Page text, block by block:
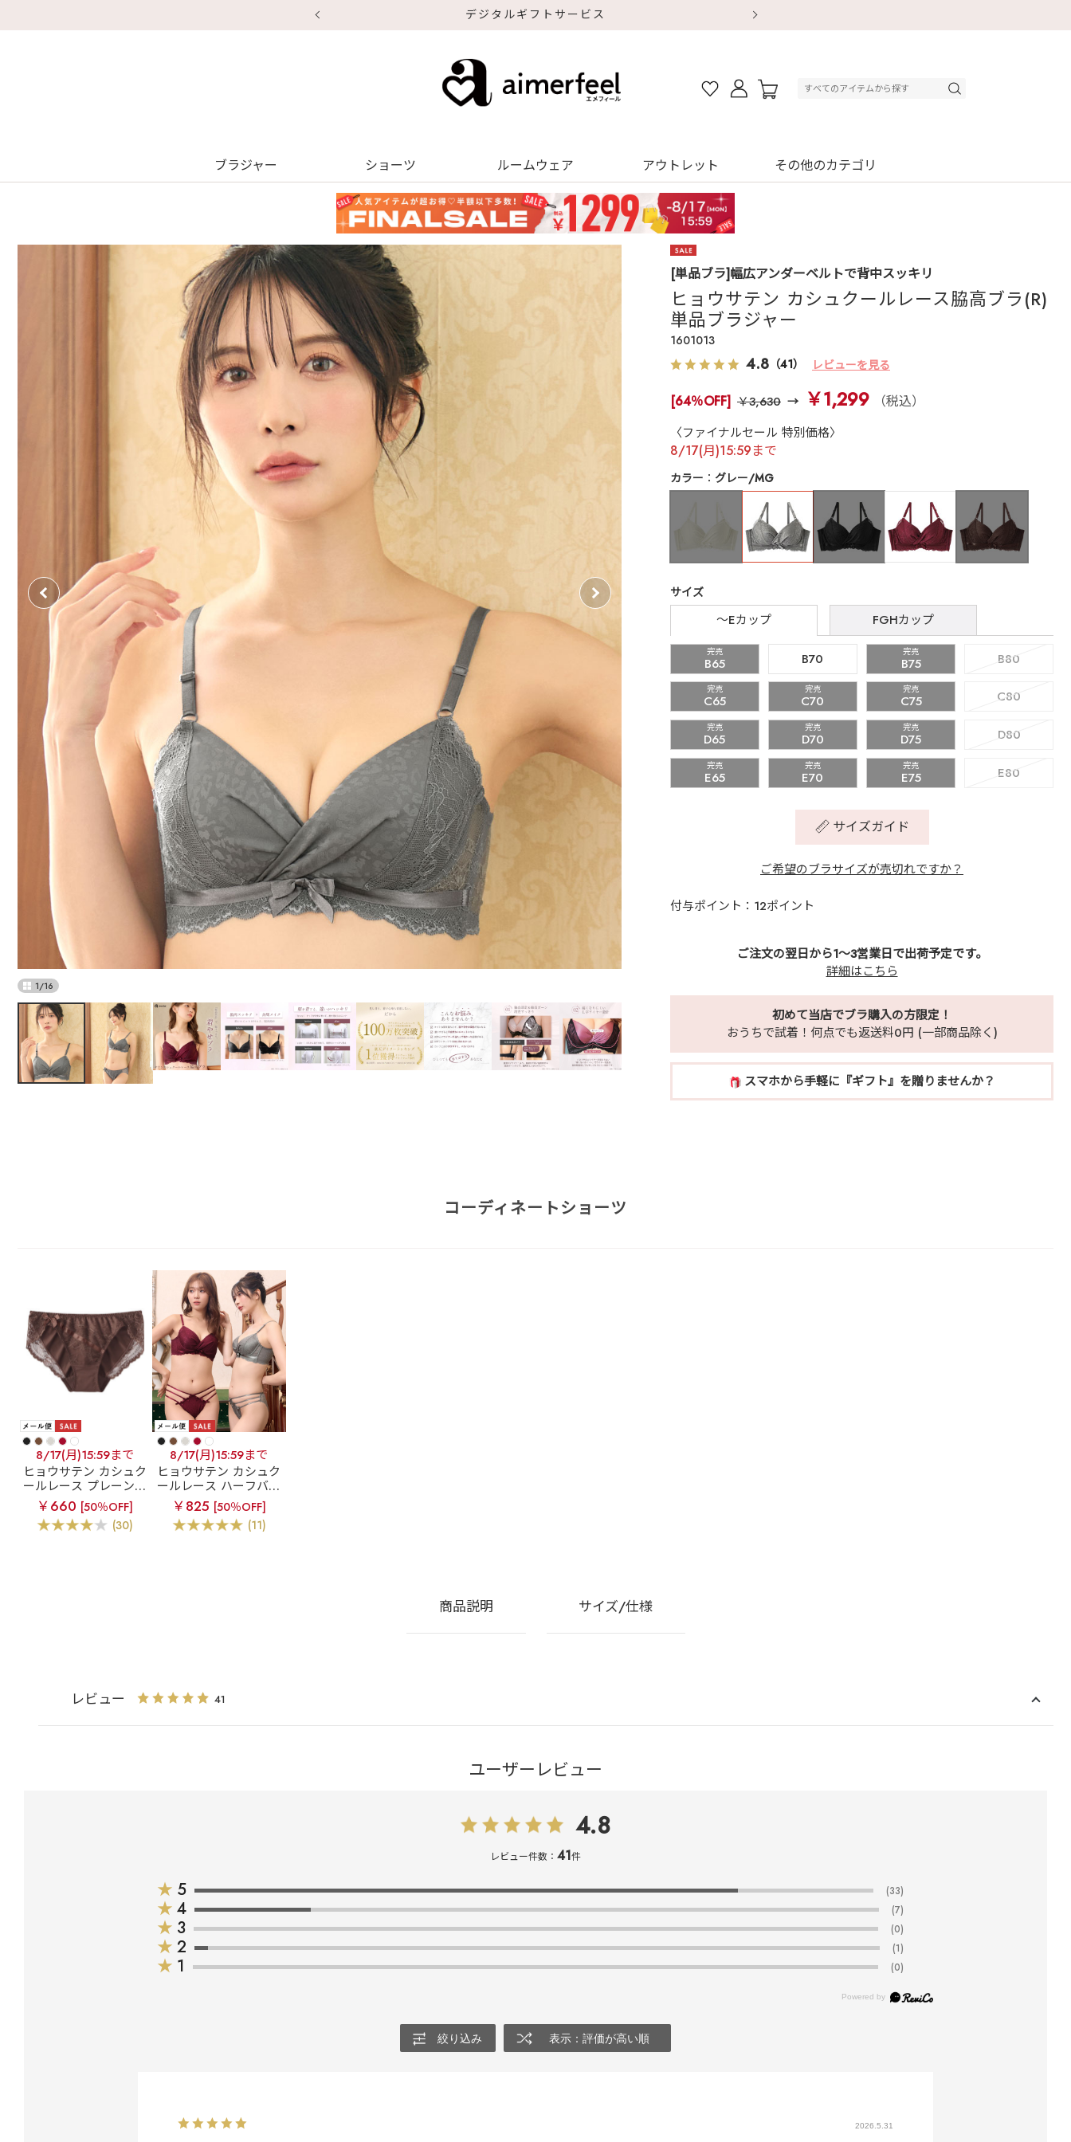
デジタルギフトサービス
ブラジャー ショーツ ルームウェア アウトレット その他のカテゴリ
1/16
[単品ブラ]幅広アンダーベルトで背中スッキリ
ヒョウサテン カシュクールレース脇高ブラ(R)
単品ブラジャー
1601013
4.8 （41） レビューを見る
[64％OFF] ￥3,630 ￥1,299 （税込）
〈ファイナルセール 特別価格〉
8/17(月)15:59まで
カラー グレー/MG
サイズ
～Eカップ FGHカップ
完売
B65 B70 完売
B75 B80
完売
C65
完売
C70
完売
C75 C80
完売
D65
完売
D70
完売
D75 D80
完売
E65
完売
E70
完売
E75 E80
サイズガイド
ご希望のブラサイズが売切れですか？
付与ポイント：12ポイント
ご注文の翌日から1～3営業日で出荷予定です。
詳細はこちら
初めて当店でブラ購入の方限定！
おうちで試着！何点でも返送料0円 (一部商品除く)
スマホから手軽に『ギフト』を贈りませんか？
コーディネートショーツ
8/17(月)15:59まで
ヒョウサテン カシュク
ールレース プレーンシ
ョーツ
￥660 [50％OFF]
(30)
8/17(月)15:59まで
ヒョウサテン カシュク
ールレース ハーフバッ
クショーツ
￥825 [50％OFF]
(11)
商品説明 サイズ/仕様
レビュー 41
ユーザーレビュー
4.8
レビュー件数： 41件
★ 5 (33)
★ 4 (7)
★ 3 (0)
★ 2 (1)
★ 1 (0)
絞り込み 表示：評価が高い順
2026.5.31